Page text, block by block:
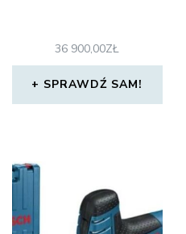
36 900,00ZŁ
SPRAWDŹ SAM!